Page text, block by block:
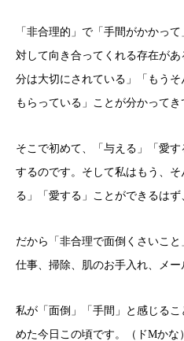
「非合理的」で「手間がかかっ
対して向き合ってくれる存在が
分は大切にされている」「もう
もらっている」ことが分かってき
そこで初めて、「与える」「愛
するのです。そして私はもう、
る」「愛する」ことができるはず
だから「非合理で面倒くさいこ
仕事、掃除、肌のお手入れ、メ
私が「面倒」「手間」と感じる
めた今日この頃です。（ドMかな）